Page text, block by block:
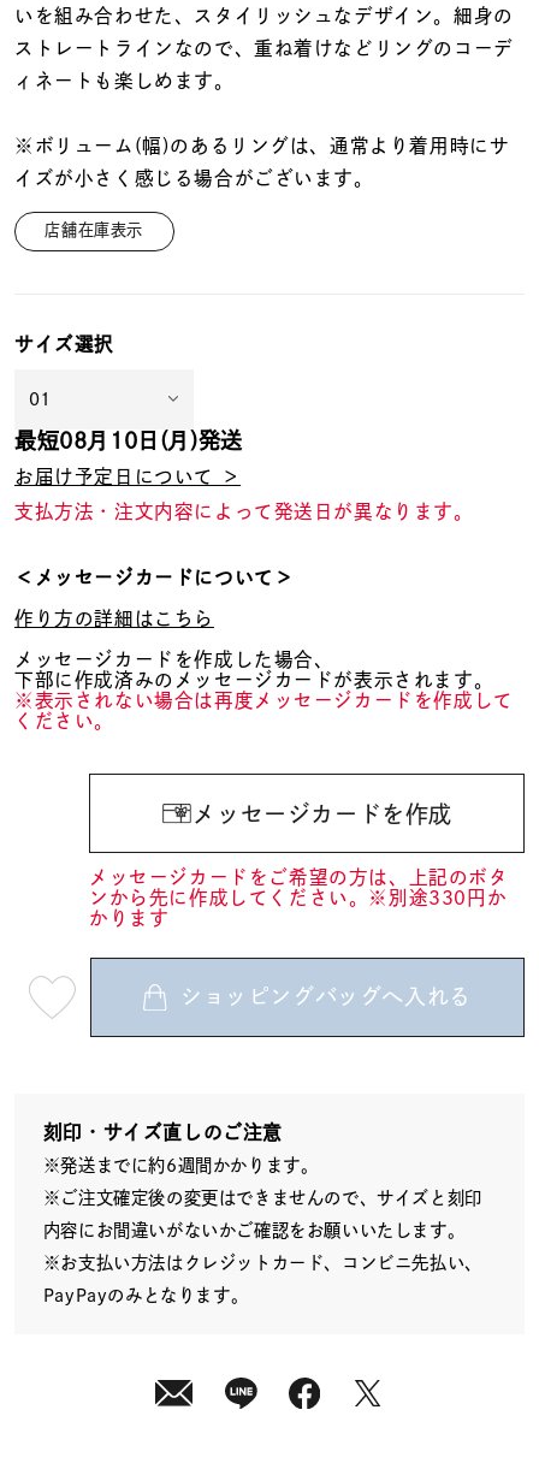
着用シーン
コレクション
レディース
～
価格
在庫 在庫ありのみ すべて表示
いを組み合わせた、スタイリッシュなデザイン。細身の
ストレートラインなので、重ね着けなどリングのコーデ
ィネートも楽しめます。
※ボリューム(幅)のあるリングは、通常より着用時にサ
イズが小さく感じる場合がございます。
店舗在庫表示
サイズ選択
最短08月10日(月)発送
お届け予定日について ＞
支払方法・注文内容によって発送日が異なります。
＜メッセージカードについて＞
作り方の詳細はこちら
メッセージカードを作成した場合、
下部に作成済みのメッセージカードが表示されます。
※表示されない場合は再度メッセージカードを作成して
ください。
メッセージカードを作成
メッセージカードをご希望の方は、上記のボタ
ンから先に作成してください。※別途330円か
かります
08
送
¥24,200 (tax
in)
ショッピングバッグへ入れる
刻印・サイズ直しのご注意
※発送までに約6週間かかります。
※ご注文確定後の変更はできませんので、サイズと刻印
内容にお間違いがないかご確認をお願いいたします。
※お支払い方法はクレジットカード、コンビニ先払い、
PayPayのみとなります。